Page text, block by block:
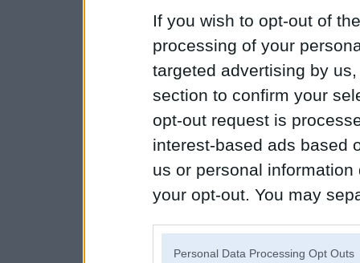
If you wish to opt-out of
processing of your
targeted advertising by
section to confirm your
opt-out request is
interest-based ads based
us or personal
your opt-out. You may
Personal Data Processing Opt Outs